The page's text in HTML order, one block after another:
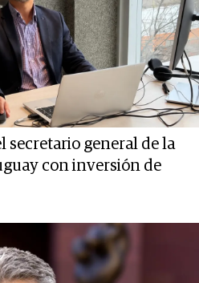
secretario general de la
con inversión de